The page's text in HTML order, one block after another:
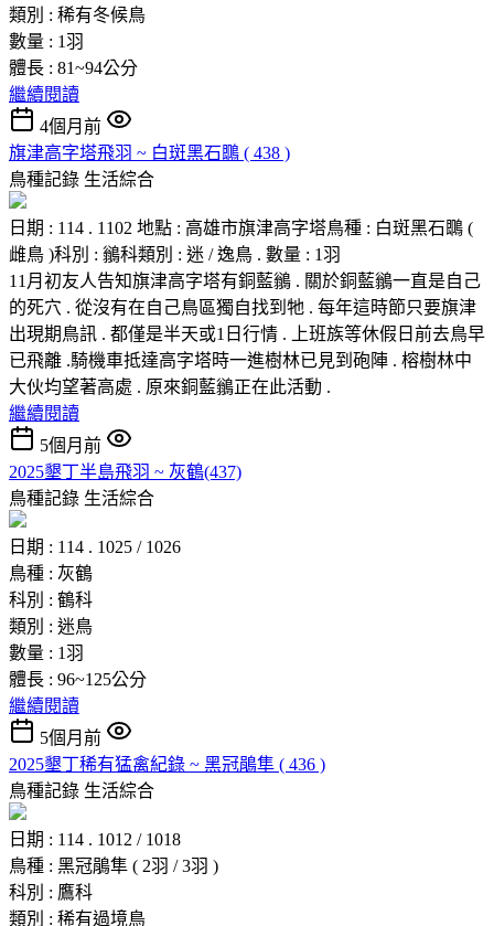
類別 : 稀有冬候鳥
數量 : 1羽
體長 : 81~94公分
繼續閱讀
4個月前
旗津高字塔飛羽 ~ 白斑黑石䳭 ( 438 )
鳥種記錄 生活綜合
日期 : 114 . 1102 地點 : 高雄市旗津高字塔鳥種 : 白斑黑石䳭 (
雌鳥 )科別 : 鶲科類別 : 迷 / 逸鳥 . 數量 : 1羽
11月初友人告知旗津高字塔有銅藍鶲 . 關於銅藍鶲一直是自己
的死穴 . 從沒有在自己鳥區獨自找到牠 . 每年這時節只要旗津
出現期鳥訊 . 都僅是半天或1日行情 . 上班族等休假日前去鳥早
已飛離 .騎機車抵達高字塔時一進樹林已見到砲陣 . 榕樹林中
大伙均望著高處 . 原來銅藍鶲正在此活動 .
繼續閱讀
5個月前
2025墾丁半島飛羽 ~ 灰鶴(437)
鳥種記錄 生活綜合
日期 : 114 . 1025 / 1026
鳥種 : 灰鶴
科別 : 鶴科
類別 : 迷鳥
數量 : 1羽
體長 : 96~125公分
繼續閱讀
5個月前
2025墾丁稀有猛禽紀錄 ~ 黑冠鵑隼 ( 436 )
鳥種記錄 生活綜合
日期 : 114 . 1012 / 1018
鳥種 : 黑冠鵑隼 ( 2羽 / 3羽 )
科別 : 鷹科
類別 : 稀有過境鳥